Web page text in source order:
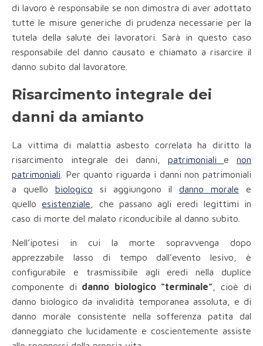
di lavoro è responsabile se non dimostra di aver adottato
tutte le misure generiche di prudenza necessarie per la
tutela della salute dei lavoratori. Sarà in questo caso
responsabile del danno causato e chiamato a risarcire il
danno subito dal lavoratore.
Risarcimento integrale dei
danni da amianto
La vittima di malattia asbesto correlata ha diritto la
risarcimento integrale dei danni, patrimoniali enon
patrimoniali . Per quanto riguarda i danni non patrimoniali
a quello biologico si aggiungono ildanno morale e
quelloesistenziale , che passano agli eredi legittimi in
caso di morte del malato riconducibile al danno subito.
Nell’ipotesi in cui la morte sopravvenga dopo
apprezzabile lasso di tempo dall’evento lesivo, è
configurabile e trasmissibile agli eredi nella duplice
componente di danno biologico “terminale”, cioè di
danno biologico da invalidità temporanea assoluta, e di
danno morale consistente nella sofferenza patita dal
danneggiato che lucidamente e coscientemente assiste